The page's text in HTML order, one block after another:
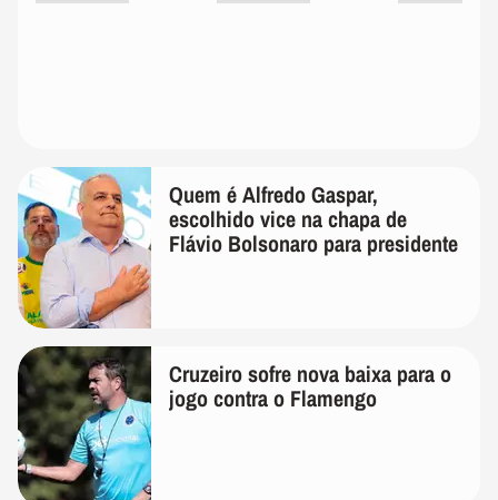
Quem é Alfredo Gaspar,
escolhido vice na chapa de
Flávio Bolsonaro para presidente
Cruzeiro sofre nova baixa para o
jogo contra o Flamengo